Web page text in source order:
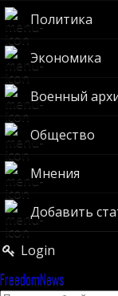
Политика
Экономика
Военный
Общество
Мнения
Добавить
Login
FreedomNews